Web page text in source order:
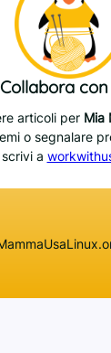
Collabora con
articoli per Mia
o segnalare
a